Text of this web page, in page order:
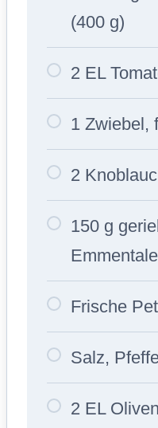
(400 g)
2 EL
1 Zwiebel,
2
150 g
Frische
Salz,
2 EL